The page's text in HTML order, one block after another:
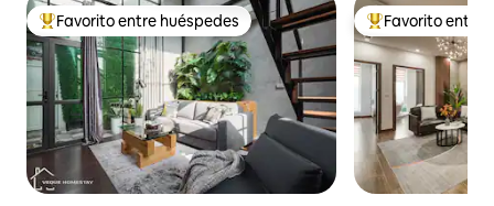
Favorito entre los huéspedes más destacados
Favorito entre huéspedes Favorito entre
Favorito entre